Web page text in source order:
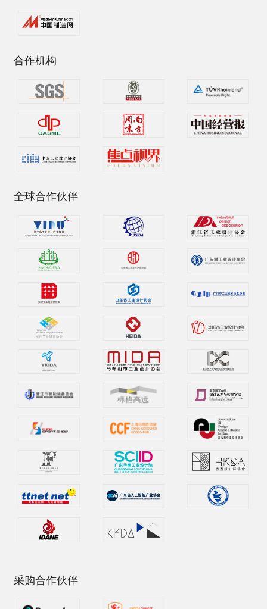
合作机构
全球合作伙伴
采购合作伙伴